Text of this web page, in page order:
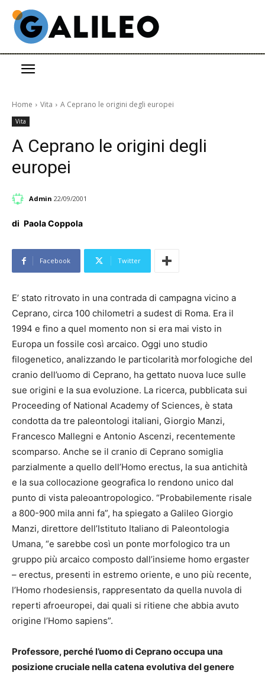
Home Vita A Ceprano le origini degli europei
Vita
A Ceprano le origini degli
europei
Admin 22/09/2001
di Paola Coppola
Facebook Twitter
E’ stato ritrovato in una contrada di campagna vicino a
Ceprano, circa 100 chilometri a sudest di Roma. Era il
1994 e fino a quel momento non si era mai visto in
Europa un fossile così arcaico. Oggi uno studio
filogenetico, analizzando le particolarità morfologiche del
cranio dell’uomo di Ceprano, ha gettato nuova luce sulle
sue origini e la sua evoluzione. La ricerca, pubblicata sui
Proceeding of National Academy of Sciences, è stata
condotta da tre paleontologi italiani, Giorgio Manzi,
Francesco Mallegni e Antonio Ascenzi, recentemente
scomparso. Anche se il cranio di Ceprano somiglia
parzialmente a quello dell’Homo erectus, la sua antichità
e la sua collocazione geografica lo rendono unico dal
punto di vista paleoantropologico. “Probabilemente risale
a 800-900 mila anni fa”, ha spiegato a Galileo Giorgio
Manzi, direttore dell’Istituto Italiano di Paleontologia
Umana, “e sarebbe così un ponte morfologico tra un
gruppo più arcaico composto dall’insieme homo ergaster
– erectus, presenti in estremo oriente, e uno più recente,
l’Homo rhodesiensis, rappresentato da quella nuvola di
reperti afroeuropei, dai quali si ritiene che abbia avuto
origine l’Homo sapiens”.
Professore, perché l’uomo di Ceprano occupa una
posizione cruciale nella catena evolutiva del genere